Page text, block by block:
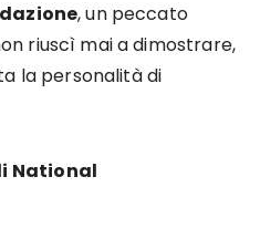
, un peccato
riuscì mai a dimostrare,
la personalità di
National